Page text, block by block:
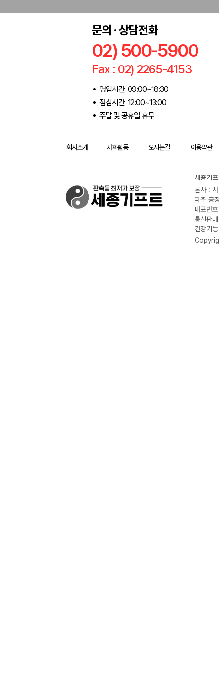
문의 · 상담전화
02) 500-5900
Fax : 02) 2265-4153
영업시간 09:00~18:30
점심시간 12:00~13:00
주말 및 공휴일 휴무
회사소개 사회활동 오시는길 이용약관
세종기
본사 :
파주 공
대표번
통신판
건강기